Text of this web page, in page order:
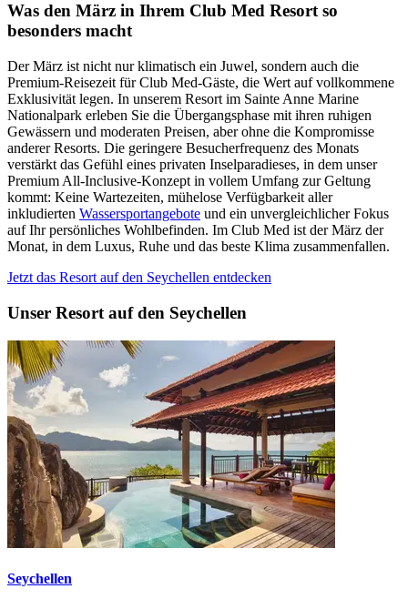
Was den März in Ihrem Club Med Resort so
besonders macht
Der März ist nicht nur klimatisch ein Juwel, sondern auch die
Premium-Reisezeit für Club Med-Gäste, die Wert auf vollkommene
Exklusivität legen. In unserem Resort im Sainte Anne Marine
Nationalpark erleben Sie die Übergangsphase mit ihren ruhigen
Gewässern und moderaten Preisen, aber ohne die Kompromisse
anderer Resorts. Die geringere Besucherfrequenz des Monats
verstärkt das Gefühl eines privaten Inselparadieses, in dem unser
Premium All-Inclusive-Konzept in vollem Umfang zur Geltung
kommt: Keine Wartezeiten, mühelose Verfügbarkeit aller
inkludierten Wassersportangebote und ein unvergleichlicher Fokus
auf Ihr persönliches Wohlbefinden. Im Club Med ist der März der
Monat, in dem Luxus, Ruhe und das beste Klima zusammenfallen.
Jetzt das Resort auf den Seychellen entdecken
Unser Resort auf den Seychellen
Seychellen